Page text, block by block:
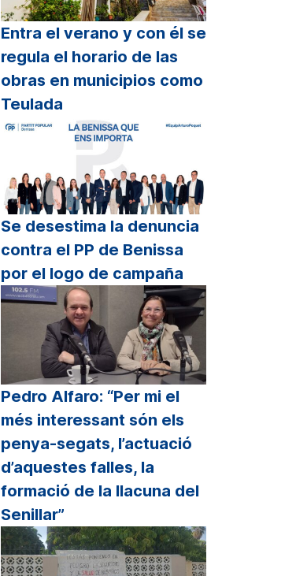
Entra el verano y con él se
regula el horario de las
obras en municipios como
Teulada
Se desestima la denuncia
contra el PP de Benissa
por el logo de campaña
Pedro Alfaro: “Per mi el
més interessant són els
penya-segats, l’actuació
d’aquestes falles, la
formació de la llacuna del
Senillar”